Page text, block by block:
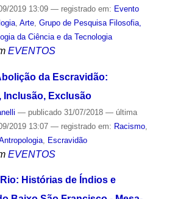
2019 13:09 — registrado em: Evento
, Arte, Grupo de Pesquisa Filosofia,
da Ciência e da Tecnologia
EVENTOS
da Escravidão:
Inclusão, Exclusão
— publicado31/07/2018 — última
2019 13:07 — registrado em: Racismo,
, Escravidão
EVENTOS
Histórias de Índios e